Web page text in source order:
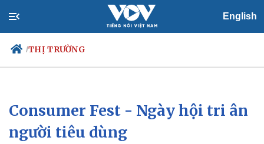
English
/THỊ TRƯỜNG
Chính trị
Tổ chức nhân sự
Xã hội
Consumer Fest - Ngày hội tri ân
người tiêu dùng